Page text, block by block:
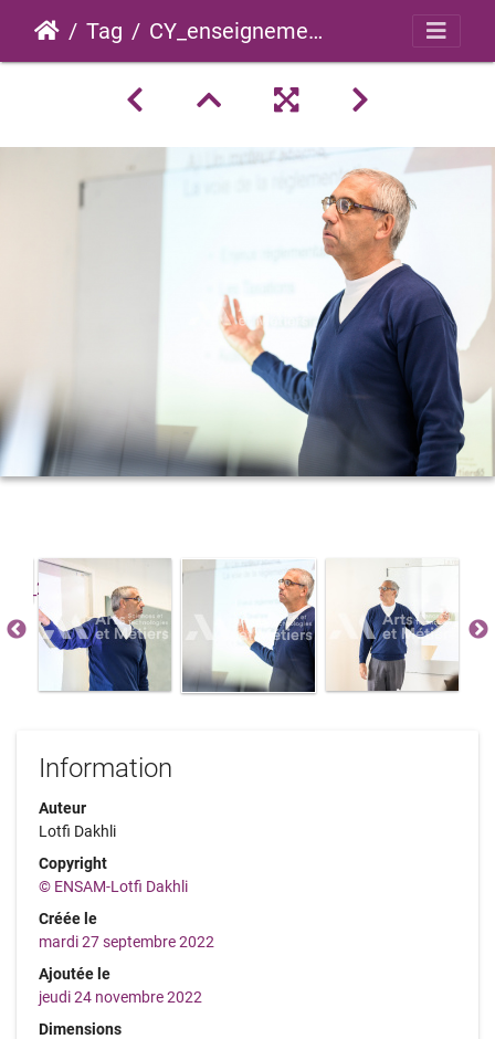
Tag CY_enseignement_2022_0013
Information
Auteur
Lotfi Dakhli
Copyright
© ENSAM-Lotfi Dakhli
Créée le
mardi 27 septembre 2022
Ajoutée le
jeudi 24 novembre 2022
Dimensions